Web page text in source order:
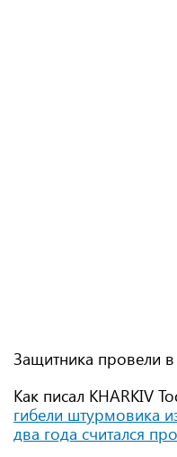
Защитника провели
Как писал KHARKIV
гибели штурмовика
два года считался